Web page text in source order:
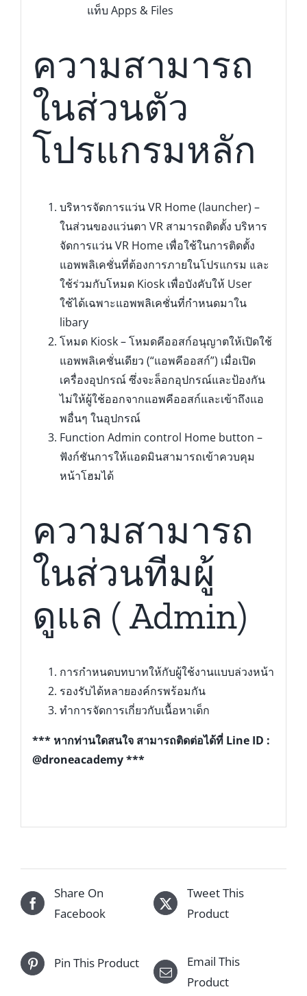
แท็บ Apps & Files
ความสามารถ
ในส่วนตัว
โปรแกรมหลัก
บริหารจัดการแว่น VR Home (launcher) –
ในส่วนของแว่นตา VR สามารถติดตั้ง บริหาร
จัดการแว่น VR Home เพื่อใช้ในการติดตั้ง
แอพพลิเคชั่นที่ต้องการภายในโปรแกรม และ
ใช้ร่วมกับโหมด Kiosk เพื่อบังคับให้ User
ใช้ได้เฉพาะแอพพลิเคชั่นที่กำหนดมาใน
libary
โหมด Kiosk – โหมดคีออสก์อนุญาตให้เปิดใช้
แอพพลิเคชั่นเดียว (“แอพคีออสก์”) เมื่อเปิด
เครื่องอุปกรณ์ ซึ่งจะล็อกอุปกรณ์และป้องกัน
ไม่ให้ผู้ใช้ออกจากแอพคีออสก์และเข้าถึงแอ
พอื่นๆ ในอุปกรณ์
Function Admin control Home button –
ฟังก์ชันการให้แอดมินสามารถเข้าควบคุม
หน้าโฮมได้
ความสามารถ
ในส่วนทีมผู้
ดูแล ( Admin)
การกำหนดบทบาทให้กับผู้ใช้งานแบบล่วงหน้า
รองรับได้หลายองค์กรพร้อมกัน
ทำการจัดการเกี่ยวกับเนื้อหาเด็ก
*** หากท่านใดสนใจ สามารถติดต่อได้ที่ Line ID :
@droneacademy ***
Share On
Facebook
Tweet This
Product
Pin This Product
Email This
Product